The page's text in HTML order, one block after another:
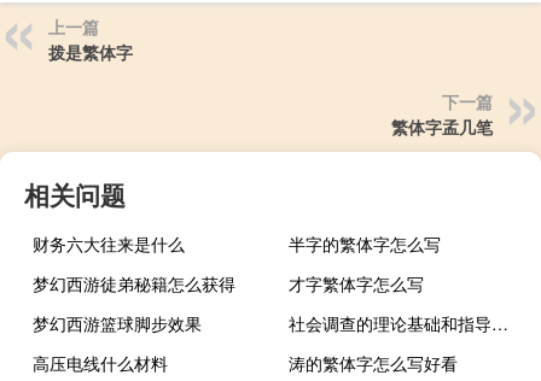
上一篇
拨是繁体字
下一篇
繁体字孟几笔
相关问题
财务六大往来是什么
半字的繁体字怎么写
梦幻西游徒弟秘籍怎么获得
才字繁体字怎么写
梦幻西游篮球脚步效果
社会调查的理论基础和指导思想（社会调查的理论基础）
高压电线什么材料
涛的繁体字怎么写好看